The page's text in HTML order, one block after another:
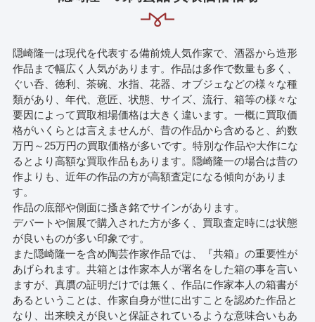
隠崎隆一は現代を代表する備前焼人気作家で、酒器から造形
作品まで幅広く人気があります。作品は多作で数量も多く、
ぐい呑、徳利、茶碗、水指、花器、オブジェなどの様々な種
類があり、年代、意匠、状態、サイズ、流行、箱等の様々な
要因によって買取相場価格は大きく違います。一概に買取価
格がいくらとは言えませんが、昔の作品から含めると、約数
万円～25万円の買取価格が多いです。特別な作品や大作にな
るとより高額な買取作品もあります。隠崎隆一の場合は昔の
作よりも、近年の作品の方が高額査定になる傾向がありま
す。
作品の底部や側面に搔き銘でサインがあります。
デパートや個展で購入された方が多く、買取査定時には状態
が良いものが多い印象です。
また隠崎隆一を含め陶芸作家作品では、『共箱』の重要性が
あげられます。共箱とは作家本人が署名をした箱の事を言い
ますが、真贋の証明だけでは無く、作品に作家本人の箱書が
あるということは、作家自身が世に出すことを認めた作品と
なり、出来映えが良いと保証されているような意味合いもあ